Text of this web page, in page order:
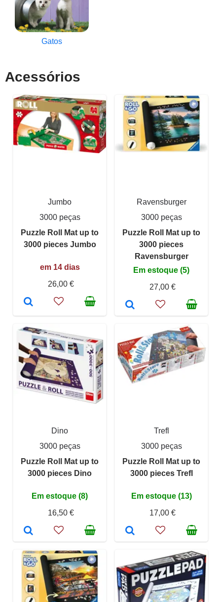
Gatos
Acessórios
Jumbo
3000 peças
Puzzle Roll Mat up to
3000 pieces Jumbo
em 14 dias
26,00 €
Ravensburger
3000 peças
Puzzle Roll Mat up to
3000 pieces
Ravensburger
Em estoque (5)
27,00 €
Dino
3000 peças
Puzzle Roll Mat up to
3000 pieces Dino
Em estoque (8)
16,50 €
Trefl
3000 peças
Puzzle Roll Mat up to
3000 pieces Trefl
Em estoque (13)
17,00 €